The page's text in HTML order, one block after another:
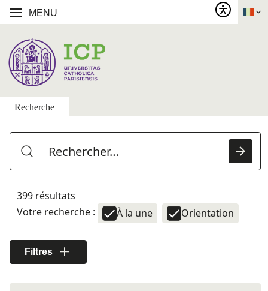
MENU
Recherche
399 résultats
Votre recherche :
À la une Orientation
Filtres